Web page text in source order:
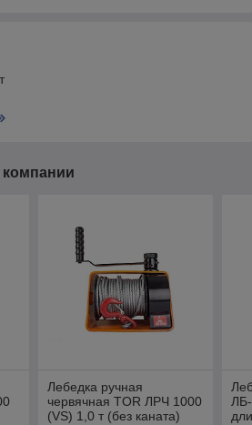
Лебедка ручная
червячная TOR ЛРЧ 1000
(VS) 1,0 т (без каната)